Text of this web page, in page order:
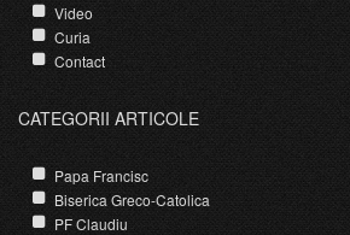
Video
Curia
Contact
CATEGORII ARTICOLE
Papa Francisc
Biserica Greco-Catolica
PF Claudiu